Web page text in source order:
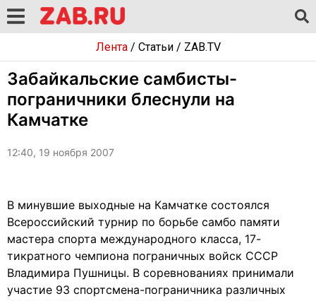
Лента/ Статьи/ ZAB.TV
Забайкальские самбисты-
пограничники блеснули на
Камчатке
12:40, 19 ноября 2007
В минувшие выходные на Камчатке состоялся
Всероссийский турнир по борьбе самбо памяти
мастера спорта международного класса, 17-
тикратного чемпиона пограничных войск СССР
Владимира Пушницы. В соревнованиях принимали
участие 93 спортсмена-пограничника различных